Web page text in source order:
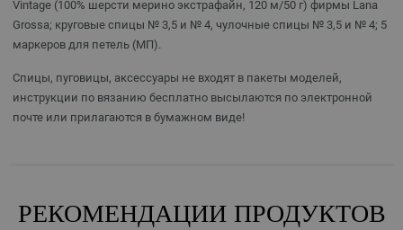
Vintage (100% шерсти мерино экстрафайн, 120 м/50 г) фирмы Lana
Grossa; круговые спицы № 3,5 и № 4, чулочные спицы № 3,5 и № 4; 5
маркеров для петель (МП).
Спицы, пуговицы, аксессуары не входят в пакеты моделей,
инструкции по вязанию бесплатно высылаются по электронной
почте или прилагаются в бумажном виде!
РЕКОМЕНДАЦИИ ПРОДУКТОВ